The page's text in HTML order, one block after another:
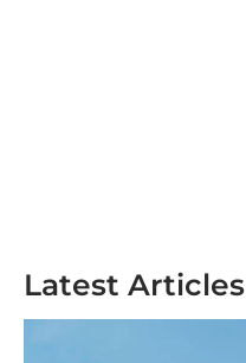
Latest Articles